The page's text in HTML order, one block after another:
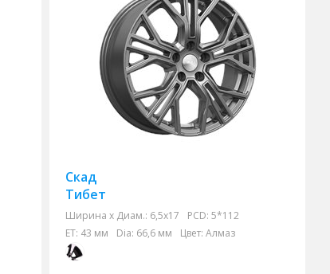
Скад
Тибет
Ширина х Диам.: 6,5x17 PCD: 5*112
ET: 43 мм Dia: 66,6 мм Цвет: Алмаз